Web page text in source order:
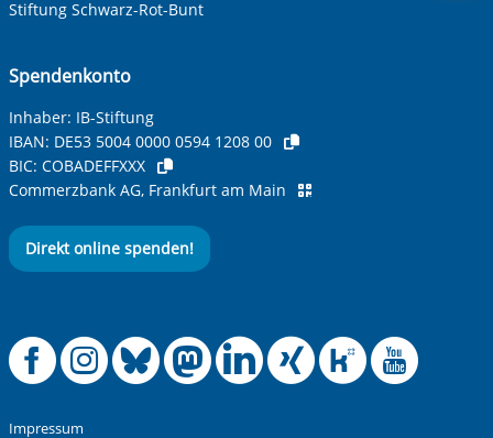
Stiftung Schwarz-Rot-Bunt
Spendenkonto
Inhaber: IB-Stiftung
IBAN: DE53 5004 0000 0594 1208 00
BIC: COBADEFFXXX
Commerzbank AG, Frankfurt am Main
Direkt online spenden!
Offizielle
Offizielle
Offizielle
Offizielle
Offizielle
Impressum